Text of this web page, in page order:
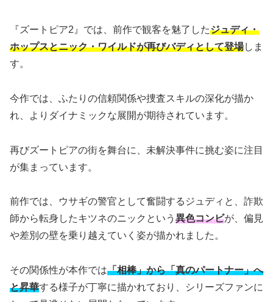
『ズートピア2』では、前作で観客を魅了したジュディ・
ホップスとニック・ワイルドが再びバディとして登場しま
す。
今作では、ふたりの信頼関係や捜査スキルの深化が描か
れ、よりダイナミックな展開が期待されています。
再びズートピアの街を舞台に、未解決事件に挑む姿に注目
が集まっています。
前作では、ウサギの警官として奮闘するジュディと、詐欺
師から転身したキツネのニックという 異色コンビが、偏見
や差別の壁を乗り越えていく姿が描かれました。
その関係性が本作では「相棒」から「真のパートナー」へ
と昇華する様子が丁寧に描かれており、シリーズファンに